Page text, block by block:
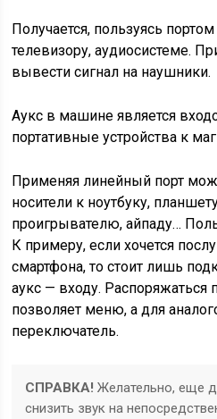
Получается, пользуясь
телевизору, аудиосистеме.
вывести сигнал на наушники.
Аукс в машине является
портативные устройства к
Применяя линейный порт
носители к ноутбуку,
проигрывателю, айпаду…
К примеру, если хочется
смартфона, то стоит лишь
аукс — входу. Распоряжаться
позволяет меню, а для
переключатель.
СПРАВКА! Желательно, еще
снизить звук на